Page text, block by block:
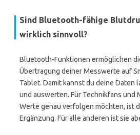
Sind Bluetooth-fähige
wirklich sinnvoll?
Bluetooth-Funktionen ermöglichen
Übertragung deiner Messwerte auf
Tablet. Damit kannst du deine Daten
und auswerten. Für Technikfans und
Werte genau verfolgen möchten, ist
Ergänzung. Für alle anderen ist sie